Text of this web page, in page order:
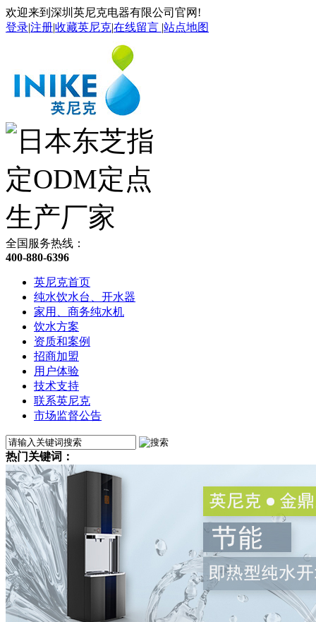
欢迎来到深圳英尼克电器有限公司官网!
登录|注册|收藏英尼克|在线留言 |站点地图
全国服务热线：
400-880-6396
英尼克首页
纯水饮水台、开水器
家用、商务纯水机
饮水方案
资质和案例
招商加盟
用户体验
技术支持
联系英尼克
市场监督公告
热门关键词：